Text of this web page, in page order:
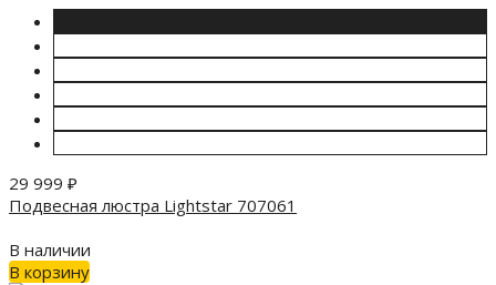
29 999 ₽
Подвесная люстра Lightstar 707061
В наличии
В корзину